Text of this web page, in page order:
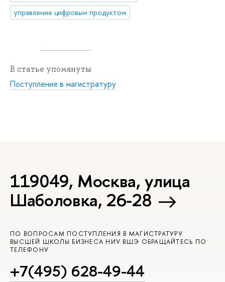
управление цифровым продуктом
В статье упомянуты
Поступление в магистратуру
119049, Москва, улица
Шаболовка, 26-28
ПО ВОПРОСАМ ПОСТУПЛЕНИЯ В МАГИСТРАТУРУ
ВЫСШЕЙ ШКОЛЫ БИЗНЕСА НИУ ВШЭ ОБРАЩАЙТЕСЬ ПО
ТЕЛЕФОНУ
+7(495) 628-49-44